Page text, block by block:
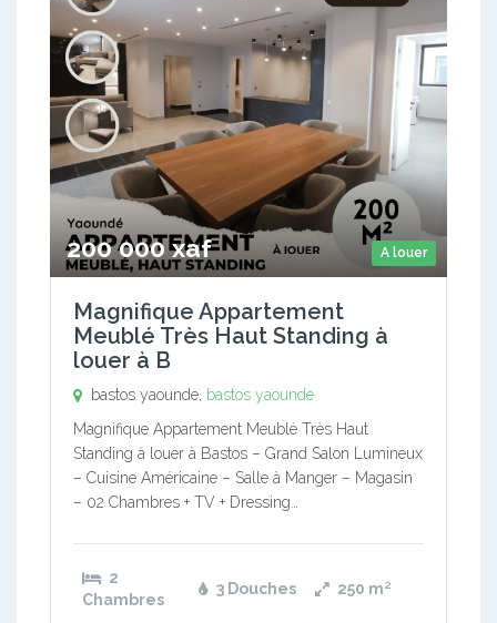
A louer
200 000 xaf
Magnifique Appartement
Meublé Très Haut Standing à
louer à B
bastos yaounde, bastos yaounde
Magnifique Appartement Meublé Très Haut
Standing à louer à Bastos – Grand Salon Lumineux
– Cuisine Américaine – Salle à Manger – Magasin
– 02 Chambres + TV + Dressing…
2
Chambres
3 Douches 250 m²